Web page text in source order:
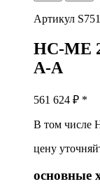
Артикул
HC-ME
A-A
561 624 ₽ *
В том числе
цену
основные